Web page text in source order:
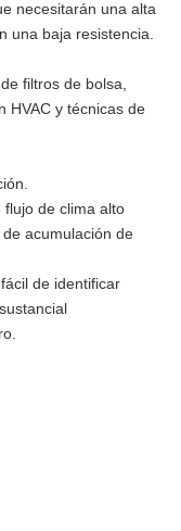
necesitarán una alta
una baja resistencia.
filtros de bolsa,
HVAC y técnicas de
flujo de clima alto
acumulación de
de identificar